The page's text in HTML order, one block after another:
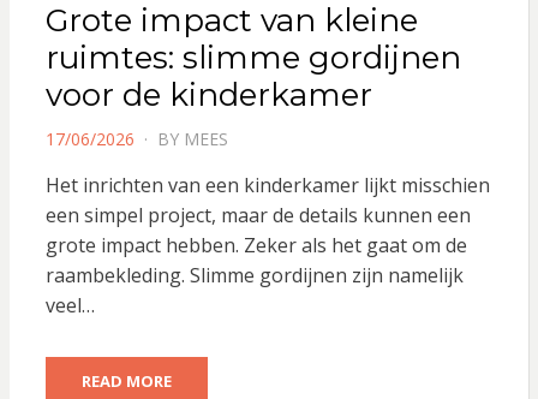
Grote impact van kleine
ruimtes: slimme gordijnen
voor de kinderkamer
POSTED
17/06/2026 BY MEES
Het inrichten van een kinderkamer lijkt misschien
een simpel project, maar de details kunnen een
grote impact hebben. Zeker als het gaat om de
raambekleding. Slimme gordijnen zijn namelijk
veel…
READ MORE